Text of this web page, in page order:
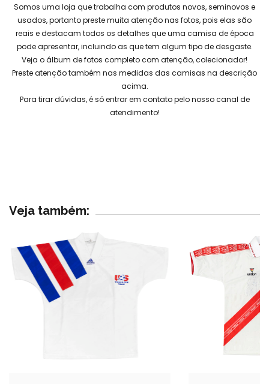
Somos uma loja que trabalha com produtos novos, seminovos e
usados, portanto preste muita atenção nas fotos, pois elas são
reais e destacam todos os detalhes que uma camisa de época
pode apresentar, incluindo as que tem algum tipo de desgaste.
Veja o álbum de fotos completo com atenção, colecionador!
Preste atenção também nas medidas das camisas na descrição
acima.
Para tirar dúvidas, é só entrar em contato pelo nosso canal de
atendimento!
Veja também: